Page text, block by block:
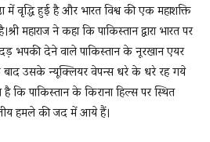
में वृद्धि हुई है और भारत विश्व की एक महाशक्ति
महाराज ने कहा कि पाकिस्तान द्वारा भारत पर
भपकी देने वाले पाकिस्तान के नूरखान एयर
उसके न्यूक्लियर वेपन्स धरे के धरे रह गये
है कि पाकिस्तान के किराना हिल्स पर स्थित
हमले की जद में आये हैं।